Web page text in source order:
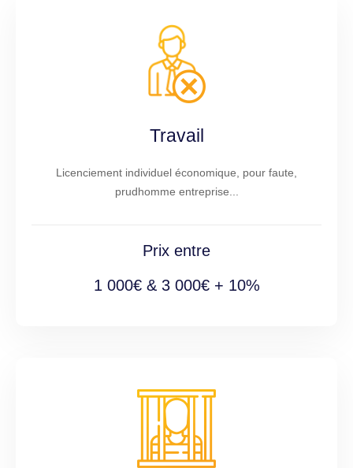
Travail
Licenciement individuel économique, pour faute,
prudhomme entreprise...
Prix entre
1 000€ & 3 000€ + 10%